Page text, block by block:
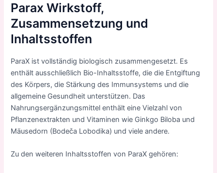
ParaxWirkstoff,
Zusammensetzung und
Inhaltsstoffen
ParaX ist vollständig biologisch zusammengesetzt. Es
enthält ausschließlich Bio-Inhaltsstoffe, die die Entgiftung
des Körpers, die Stärkung des Immunsystems und die
allgemeine Gesundheit unterstützen. Das
Nahrungsergänzungsmittel enthält eine Vielzahl von
Pflanzenextrakten und Vitaminen wie Ginkgo Biloba und
Mäusedorn (Bodeča Lobodika) und viele andere.
Zu den weiteren Inhaltsstoffen von ParaX gehören: